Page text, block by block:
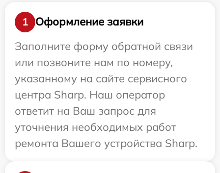
1
Оформление заявки
Заполните форму обратной связи
или позвоните нам по номеру,
указанному на сайте сервисного
центра Sharp. Наш оператор
ответит на Ваш запрос для
уточнения необходимых работ
ремонта Вашего устройства Sharp.